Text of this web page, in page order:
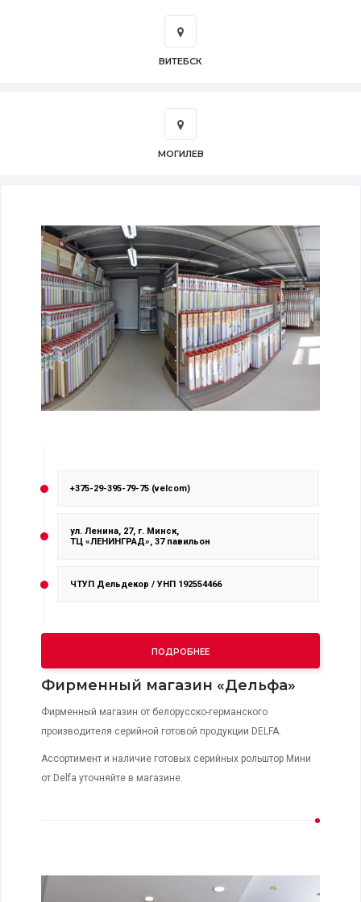
ВИТЕБСК
МОГИЛЕВ
+375-29-395-79-75 (velcom)
ул. Ленина, 27, г. Минск,
ТЦ «ЛЕНИНГРАД», 37 павильон
ЧТУП Дельдекор / УНП 192554466
ПОДРОБНЕЕ
Фирменный магазин «Дельфа»
Фирменный магазин от белорусско-германского
производителя серийной готовой продукции DELFA.
Ассортимент и наличие готовых серийных рольштор Мини
от Delfa уточняйте в магазине.